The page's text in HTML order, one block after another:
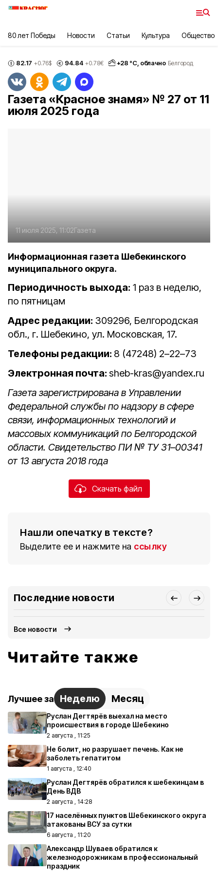
80 лет Победы Новости Статьи Культура Общество
82.17 +0.76$ 94.84 +0.78€ +28 °С, облачно Белгород
Газета «Красное знамя» № 27 от 11
июля 2025 года
11 июля 2025, 11:02Газета
Информационная газета Шебекинского
муниципального округа.
Периодичность выхода: 1 раз в неделю,
по пятницам
Адрес редакции: 309296, Белгородская
обл., г. Шебекино, ул. Московская, 17.
Телефоны редакции: 8 (47248) 2–22–73
Электронная почта: sheb-kras@yandex.ru
Газета зарегистрирована в Управлении
Федеральной службы по надзору в сфере
связи, информационных технологий и
массовых коммуникаций по Белгородской
области. Свидетельство ПИ № ТУ 31–00341
от 13 августа 2018 года
Скачать файл
Нашли опечатку в тексте?
Выделите ее и нажмите на ссылку
Последние новости
Все новости
Читайте также
Лучшее за Неделю Месяц
Руслан Дегтярёв выехал на место
происшествия в городе Шебекино
2 августа , 11:25
Не болит, но разрушает печень. Как не
заболеть гепатитом
1 августа , 12:40
Руслан Дегтярёв обратился к шебекинцам в
День ВДВ
2 августа , 14:28
17 населённых пунктов Шебекинского округа
атакованы ВСУ за сутки
6 августа , 11:20
Александр Шуваев обратился к
железнодорожникам в профессиональный
праздник